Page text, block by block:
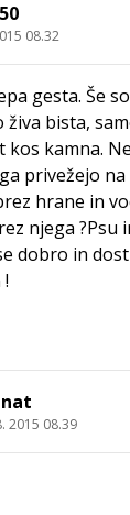
08.32
gesta. Še
živa bista,
kamna.
privežejo
hrane in
njega ?Psu
dobro in
2015 08.39